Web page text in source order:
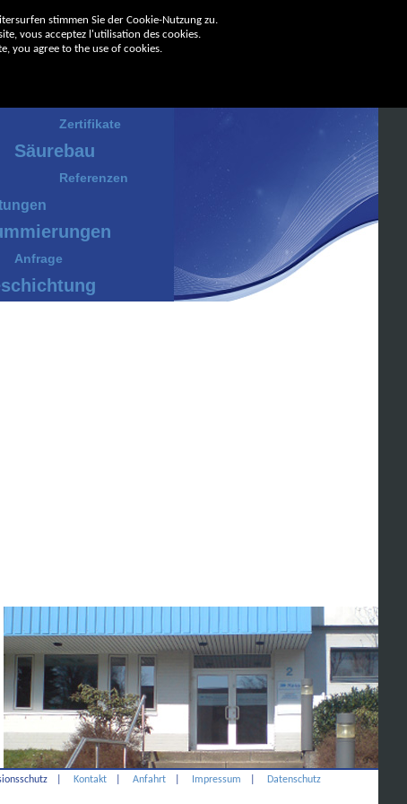
Zertifikate
Säurebau
Referenzen
Anfrage
Kontakt Anfahrt Impressum Datenschutz
stimmen Sie der Cookie-Nutzung zu.
vous acceptez l'utilisation des cookies.
you agree to the use of cookies.